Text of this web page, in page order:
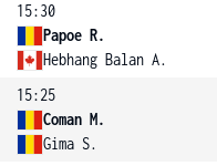
15:30
Papoe R.
Hebhang Balan A.
15:25
Coman M.
Gima S.